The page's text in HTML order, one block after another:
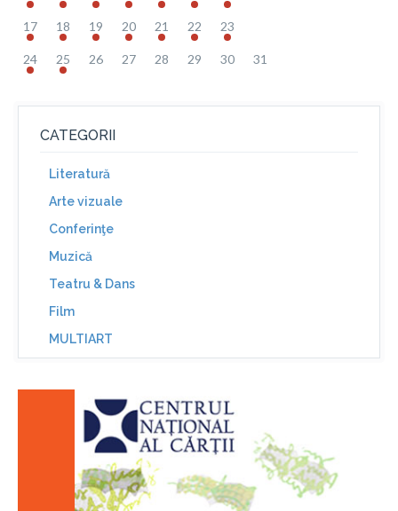
17 18 19 20 21 22 23
24 25 26 27 28 29 30 31
CATEGORII
Literatură
Arte vizuale
Conferinţe
Muzică
Teatru & Dans
Film
MULTIART